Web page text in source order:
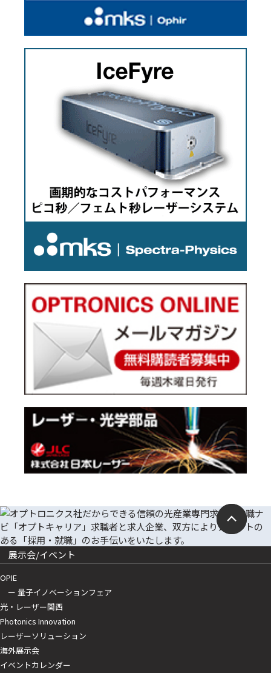
展示会/イベント
OPIE
ー 量子イノベーションフェア
光・レーザー関西
Photonics Innovation
レーザーソリューション
海外展示会
イベントカレンダー